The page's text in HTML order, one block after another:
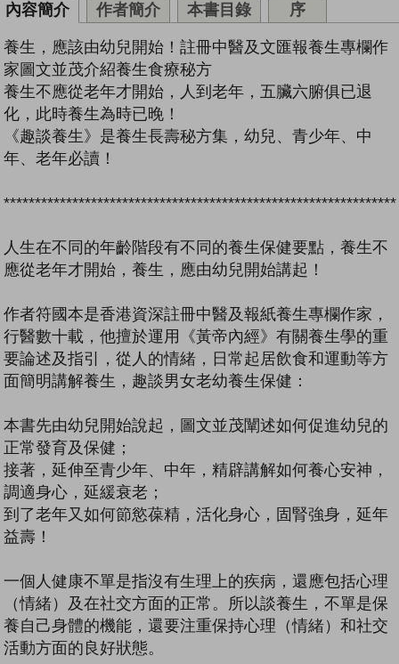
內容簡介 作者簡介 本書目錄 序
養生，應該由幼兒開始！註冊中醫及文匯報養生專欄作
家圖文並茂介紹養生食療秘方
養生不應從老年才開始，人到老年，五臟六腑俱已退
化，此時養生為時已晚！
《趣談養生》是養生長壽秘方集，幼兒、青少年、中
年、老年必讀！
***************************************************************
人生在不同的年齡階段有不同的養生保健要點，養生不
應從老年才開始，養生，應由幼兒開始講起！
作者符國本是香港資深註冊中醫及報紙養生專欄作家，
行醫數十載，他擅於運用《黃帝內經》有關養生學的重
要論述及指引，從人的情緒，日常起居飲食和運動等方
面簡明講解養生，趣談男女老幼養生保健：
本書先由幼兒開始說起，圖文並茂闡述如何促進幼兒的
正常發育及保健；
接著，延伸至青少年、中年，精辟講解如何養心安神，
調適身心，延緩衰老；
到了老年又如何節慾葆精，活化身心，固腎強身，延年
益壽！
一個人健康不單是指沒有生理上的疾病，還應包括心理
（情緒）及在社交方面的正常。所以談養生，不單是保
養自己身體的機能，還要注重保持心理（情緒）和社交
活動方面的良好狀態。